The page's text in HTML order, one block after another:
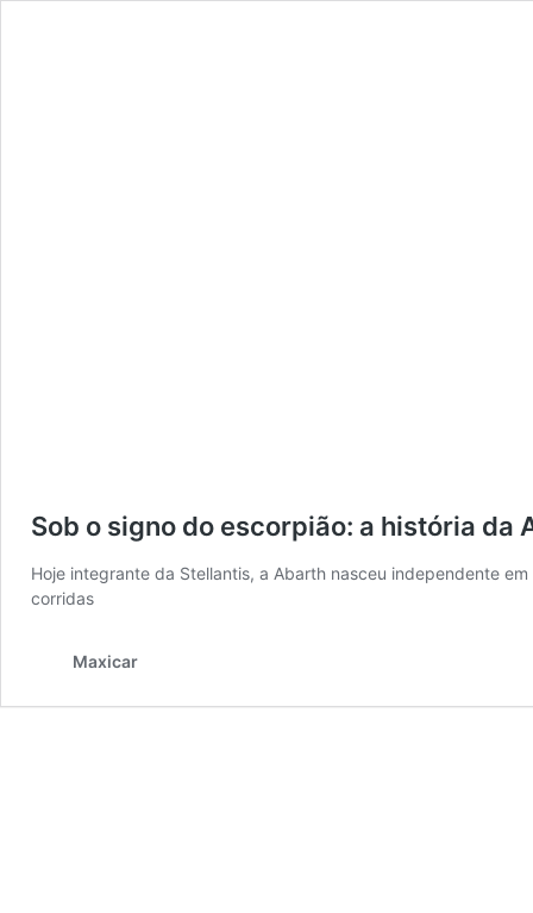
Sob o signo do escorpião: a história
Hoje integrante da Stellantis, a Abarth nasceu independente
corridas
Maxicar